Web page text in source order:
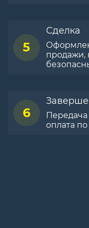
5
Сделка
продажи,
6
оплата